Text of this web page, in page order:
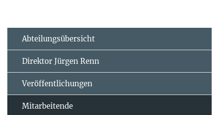
Abteilungsübersicht
Direktor Jürgen Renn
Veröffentlichungen
Mitarbeitende